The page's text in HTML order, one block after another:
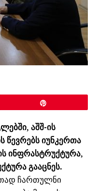
აშშ-ის
წევრებს იუნკერთა
ინფრასტრუქტურა,
გააცნეს.
ჩართულნი